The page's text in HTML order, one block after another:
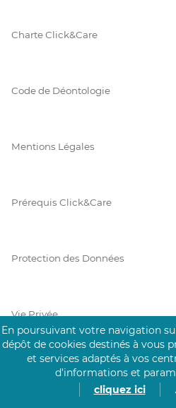
Charte Click&Care
Code de Déontologie
Mentions Légales
Prérequis Click&Care
Protection des Données
Vie Privée
PAIEMENT SÉCURISÉ
En poursuivant votre navigation
dépôt de cookies destinés à vous
et services adaptés à vos
d’informations et
cliquez ici
.